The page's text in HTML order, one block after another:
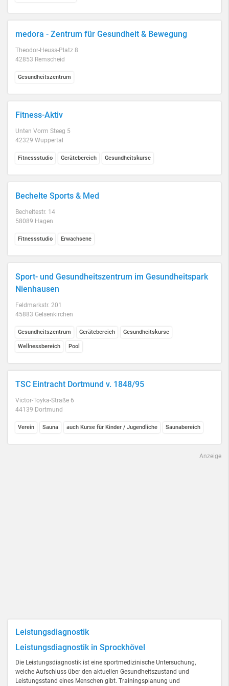
Leistungsdiagnostik
Leistungsdiagnostik in Sprockhövel
Die Leistungsdiagnostik ist eine sportmedizinische Untersuchung,
welche Aufschluss über den aktuellen Gesundheitszustand und
Leistungsstand eines Menschen gibt. Trainingsplanung und
medora - Zentrum für Gesundheit & Bewegung
Theodor-Heuss-Platz 8
42853 Remscheid
Gesundheitszentrum
Fitness-Aktiv
Unten Vorm Steeg 5
42329 Wuppertal
Fitnessstudio Gerätebereich Gesundheitskurse
Bechelte Sports & Med
Becheltestr. 14
58089 Hagen
Fitnessstudio Erwachsene
Sport- und Gesundheitszentrum im Gesundheitspark
Nienhausen
Feldmarkstr. 201
45883 Gelsenkirchen
Gesundheitszentrum Gerätebereich Gesundheitskurse
Wellnessbereich Pool
TSC Eintracht Dortmund v. 1848/95
Victor-Toyka-Straße 6
44139 Dortmund
Verein Sauna auch Kurse für Kinder / Jugendliche Saunabereich
Anzeige